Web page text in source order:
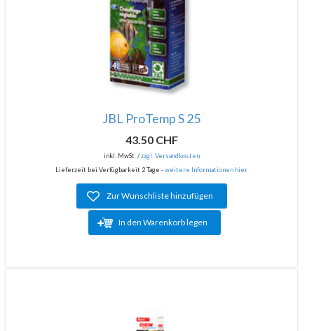
JBL ProTemp S 25
43.50 CHF
inkl. MwSt. /zzgl. Versandkosten
Lieferzeit bei Verfügbarkeit 2 Tage -weitere Informationen hier
Zur Wunschliste hinzufügen
In den Warenkorb legen